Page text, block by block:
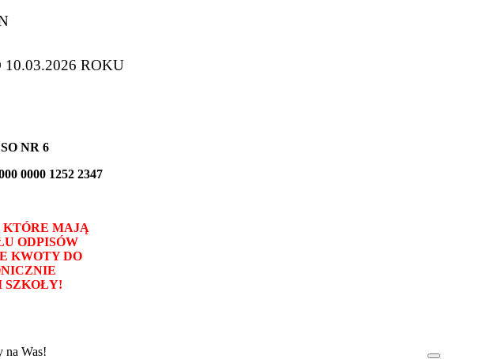
ROKU
NR 6
0000 1252 2347
MAJĄ
ODPISÓW
KWOTY DO
SZKOŁY!
na Was!